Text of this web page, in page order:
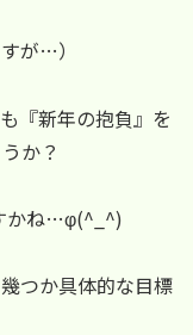
が…）
『新年の抱負』を
か？
かね…φ(^_^)
つか具体的な目標